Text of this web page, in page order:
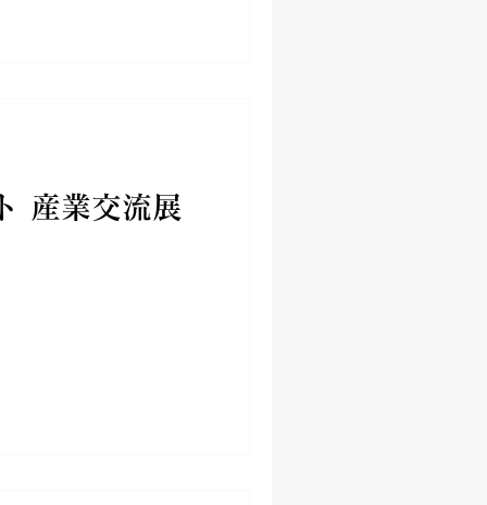
産業交流展